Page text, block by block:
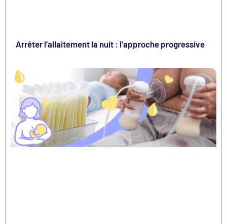
Arrêter l’allaitement la nuit : l’approche progressive